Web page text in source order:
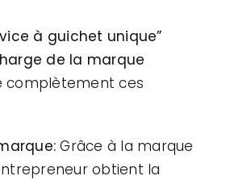
à guichet unique”
de la marque
complètement ces
Grâce à la marque
obtient la